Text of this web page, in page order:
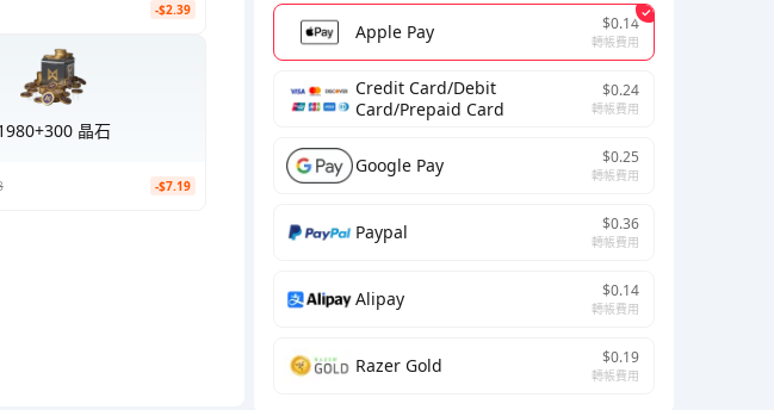
Apple Pay $0.14
轉帳費用
Credit Card/Debit
Card/Prepaid Card
$0.24
轉帳費用
Google Pay $0.25
轉帳費用
Paypal $0.36
轉帳費用
Alipay $0.14
轉帳費用
Razer Gold $0.19
轉帳費用
-$2.39
晶石
-$7.19